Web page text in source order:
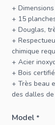
+
+ 15
+ Douglas,
+
chimique
+ Acier
+ Bois certifié
+ Très beau
des dalles
Model *